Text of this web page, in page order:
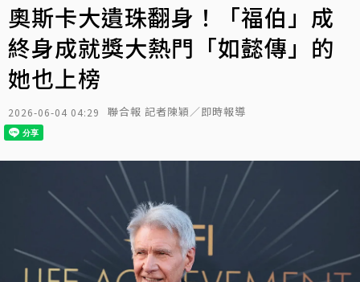
奧斯卡大遺珠翻身！「福伯」成
終身成就獎大熱門「如懿傳」的
她也上榜
2026-06-04 04:29 聯合報 記者陳穎／即時報導